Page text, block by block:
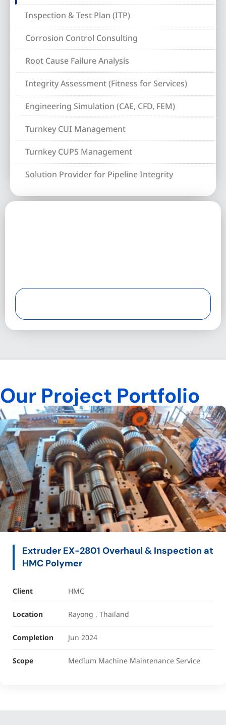
Inspection & Test Plan (ITP)
Corrosion Control Consulting
Root Cause Failure Analysis
Integrity Assessment (Fitness for Services)
Engineering Simulation (CAE, CFD, FEM)
Turnkey CUI Management
Turnkey CUPS Management
Solution Provider for Pipeline Integrity
Our Project Portfolio
Extruder EX-2801 Overhaul & Inspection at
HMC Polymer
Client HMC
Location Rayong , Thailand
Completion Jun 2024
Scope Medium Machine Maintenance Service